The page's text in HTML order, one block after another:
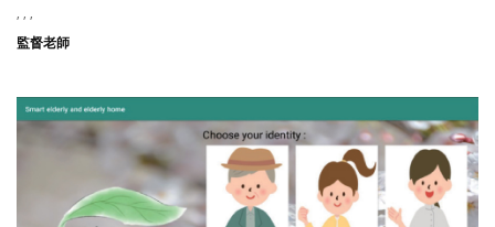
, , ,
監督老師